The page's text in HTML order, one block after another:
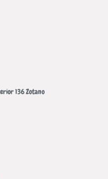
136 Zotano